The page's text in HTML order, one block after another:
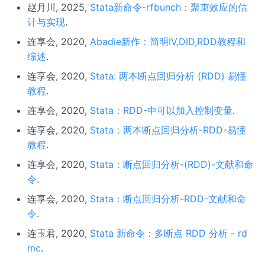
赵月川, 2025, Stata新命令-rfbunch：聚束效应的估
计与实现.
连享会, 2020, Abadie新作：简明IV,DID,RDD教程和
综述.
连享会, 2020, Stata: 两本断点回归分析 (RDD) 易懂
教程.
连享会, 2020, Stata：RDD-中可以加入控制变量.
连享会, 2020, Stata：两本断点回归分析-RDD-易懂
教程.
连享会, 2020, Stata：断点回归分析-(RDD)-文献和命
令.
连享会, 2020, Stata：断点回归分析-RDD-文献和命
令.
连玉君, 2020, Stata 新命令：多断点 RDD 分析 - rd
mc.